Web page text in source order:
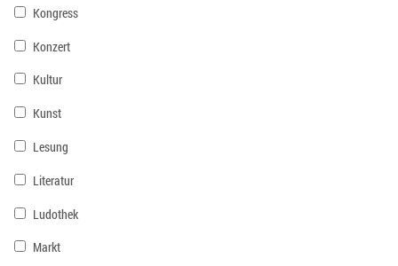
Kongress
Konzert
Kultur
Kunst
Lesung
Literatur
Ludothek
Markt